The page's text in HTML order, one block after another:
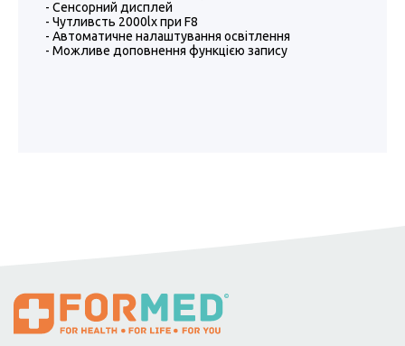
- Сенсорний дисплей
- Чутливсть 2000lx при F8
- Автоматичне налаштування освітлення
- Можливе доповнення функцією запису